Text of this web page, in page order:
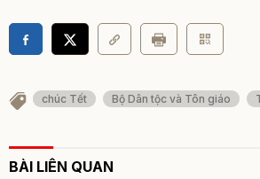
chúc Tết Bộ Dân tộc và Tôn giáo
BÀI LIÊN QUAN